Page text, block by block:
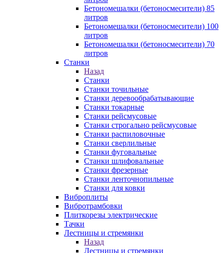
Бетономешалки (бетоносмесители) 85
литров
Бетономешалки (бетоносмесители) 100
литров
Бетономешалки (бетоносмесители) 70
литров
Станки
Назад
Станки
Станки точильные
Станки деревообрабатывающие
Станки токарные
Станки рейсмусовые
Станки строгально рейсмусовые
Станки распиловочные
Станки сверлильные
Станки фуговальные
Станки шлифовальные
Станки фрезерные
Станки ленточнопильные
Станки для ковки
Виброплиты
Вибротрамбовки
Плиткорезы электрические
Тачки
Лестницы и стремянки
Назад
Лестницы и стремянки